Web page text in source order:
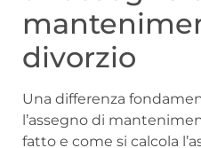
divorzio
Una differenza
l’assegno di
fatto e come si calcola